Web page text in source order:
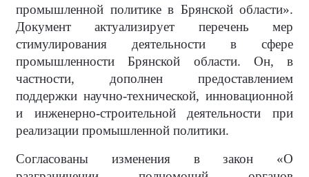
промышленной политике в Брянской области».
Документ актуализирует перечень мер
стимулирования деятельности в сфере
промышленности Брянской области. Он, в
частности, дополнен предоставлением
поддержки научно-технической, инновационной
и инженерно-строительной деятельности при
реализации промышленной политики.
Согласованы изменения в закон «О